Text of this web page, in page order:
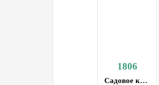
1806
Садовое кресло -шезлонг 1806